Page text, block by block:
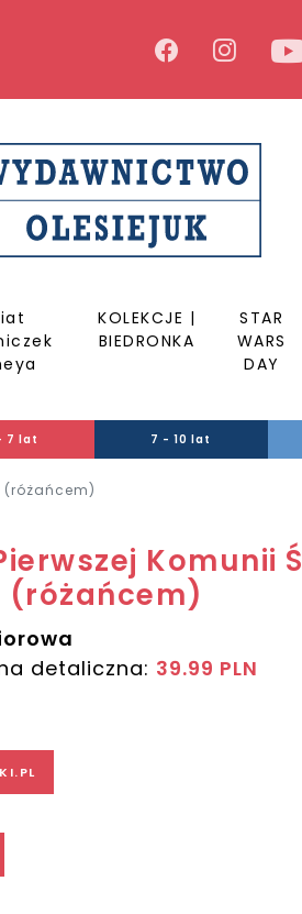
KOLEKCJE |
BIEDRONKA
STAR
WARS
DAY
7 lat 7 - 10 lat
(różańcem)
Komunii
(różańcem)
detaliczna: 39.99 PLN